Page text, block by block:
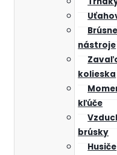
Brúsne
nástroje
kolieska
kľúče
brúsky
Husiče